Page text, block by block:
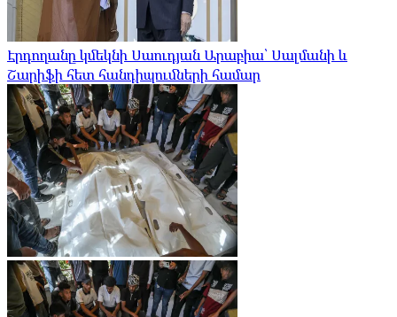
Էրդողանը կմեկնի Սաուդյան Արաբիա՝ Սալմանի և
Շարիֆի հետ հանդիպումների համար